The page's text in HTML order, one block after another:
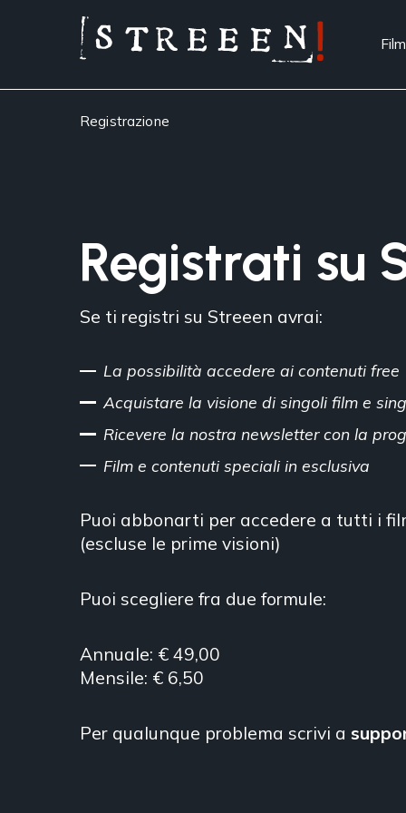
Film
Registrazione
Registrati su
Se ti registri su Streeen avrai:
La possibilità accedere ai contenuti free
Acquistare la visione di singoli film e
Ricevere la nostra newsletter con la
Film e contenuti speciali in esclusiva
Puoi abbonarti per accedere a tutti i
(escluse le prime visioni)
Puoi scegliere fra due formule:
Annuale: € 49,00
Mensile: € 6,50
Per qualunque problema scrivi a